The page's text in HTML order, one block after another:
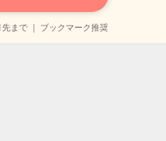
まで ｜ ブックマーク推奨